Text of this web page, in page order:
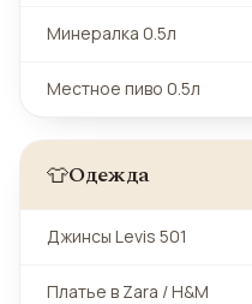
Минералка 0.5л
Местное пиво 0.5л
👕Одежда
Джинсы Levis 501
Платье в Zara / H&M